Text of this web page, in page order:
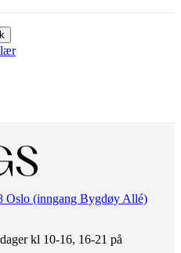
Oslo (inngang Bygdøy Allé)
kl 10-16, 16-21 på